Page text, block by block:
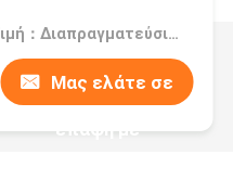
Τιμή：Διαπραγματεύσιμα
Μας ελάτε σε
επαφή με